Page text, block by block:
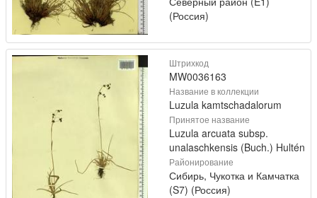
(Россия)
Штрихкод
MW0036163
Название в коллекции
Luzula kamtschadalorum
Принятое название
Luzula arcuata subsp.
unalaschkensis (Buch.) Hultén
Районирование
Сибирь, Чукотка и Камчатка
(S7) (Россия)